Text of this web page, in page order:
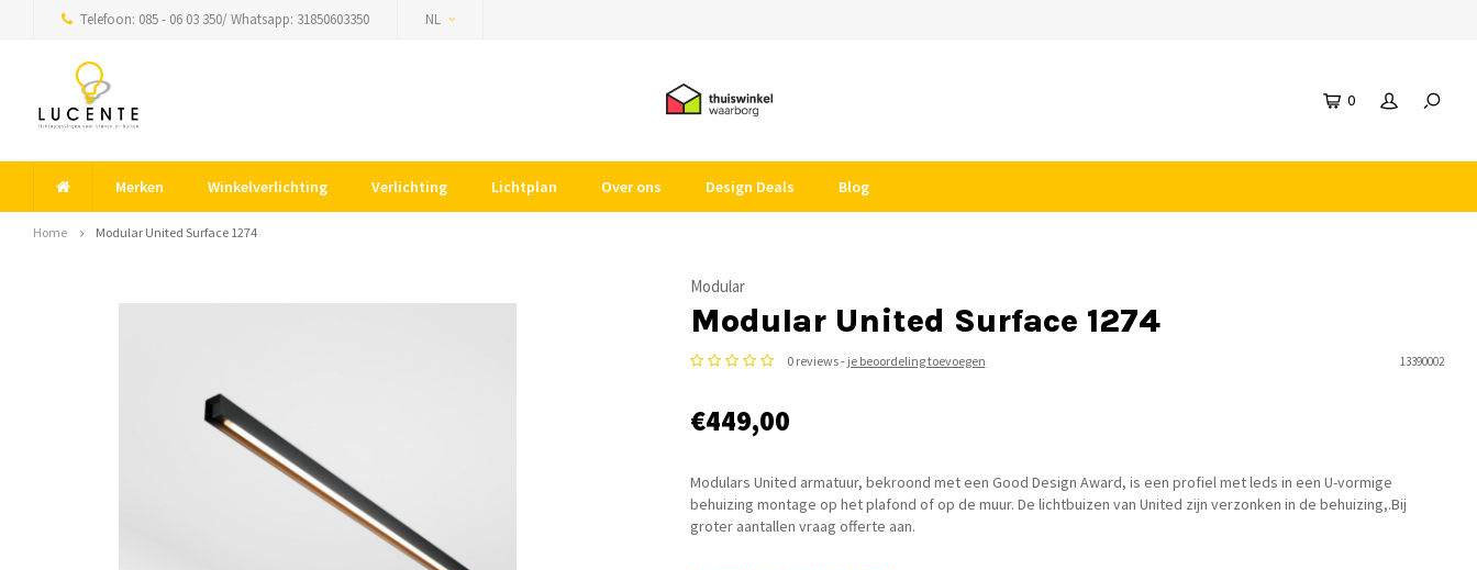
Telefoon: 085 - 06 03 350/ Whatsapp: 31850603350 NL
0
Merken Winkelverlichting Verlichting Lichtplan Over ons Design Deals Blog
Home Modular United Surface 1274
Modular
Modular United Surface 1274
0 reviews - je beoordeling toevoegen 13390002
€449,00
Modulars United armatuur, bekroond met een Good Design Award, is een profiel met leds in een U-vormige
behuizing montage op het plafond of op de muur. De lichtbuizen van United zijn verzonken in de behuizing,.Bij
groter aantallen vraag offerte aan.